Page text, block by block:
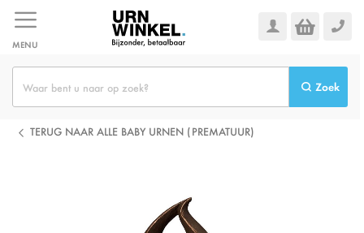
naar
de
inhoud
MENU
Zoek
TERUG NAAR ALLE BABY URNEN (PREMATUUR)